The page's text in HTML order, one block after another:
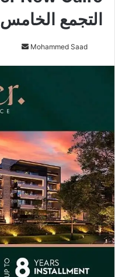
التجمع الخامس
Mohammed Saad
ل
ب
ي
د
ا
إ
ل
ك
ت
ر
و
ن
ي